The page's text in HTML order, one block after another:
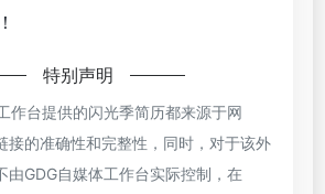
特别声明
作台提供的闪光季简历都来源于网
接的准确性和完整性，同时，对于该外
由GDG自媒体工作台实际控制，在